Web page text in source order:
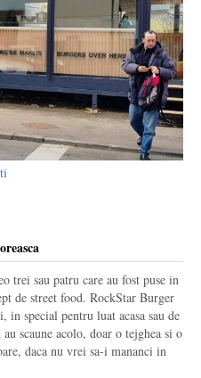
trei sau patru care au fost puse in
de street food. RockStar Burger
special pentru luat acasa sau de
scaune acolo, doar o tejghea si o
daca nu vrei sa-i mananci in